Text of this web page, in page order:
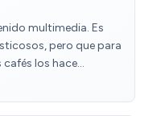
multimedia. Es
pero que para
cafés los hace
lo que tarda en hacer
máquina es